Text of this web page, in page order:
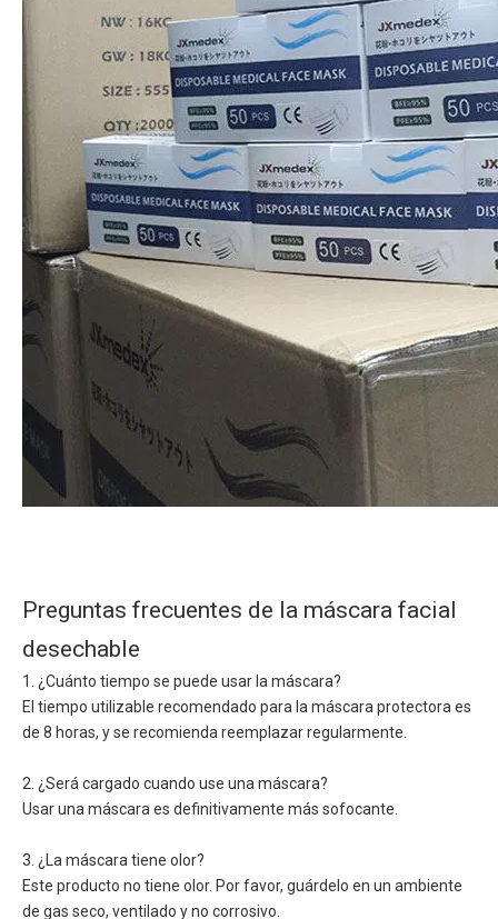
Preguntas frecuentes de la máscara facial
desechable
1. ¿Cuánto tiempo se puede usar la máscara?
El tiempo utilizable recomendado para la máscara protectora es
de 8 horas, y se recomienda reemplazar regularmente.
2. ¿Será cargado cuando use una máscara?
Usar una máscara es definitivamente más sofocante.
3. ¿La máscara tiene olor?
Este producto no tiene olor. Por favor, guárdelo en un ambiente
de gas seco, ventilado y no corrosivo.